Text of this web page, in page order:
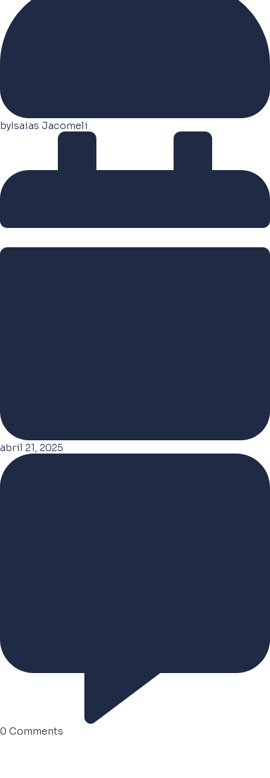
byIsaias Jacomeli
abril 21, 2025
0 Comments